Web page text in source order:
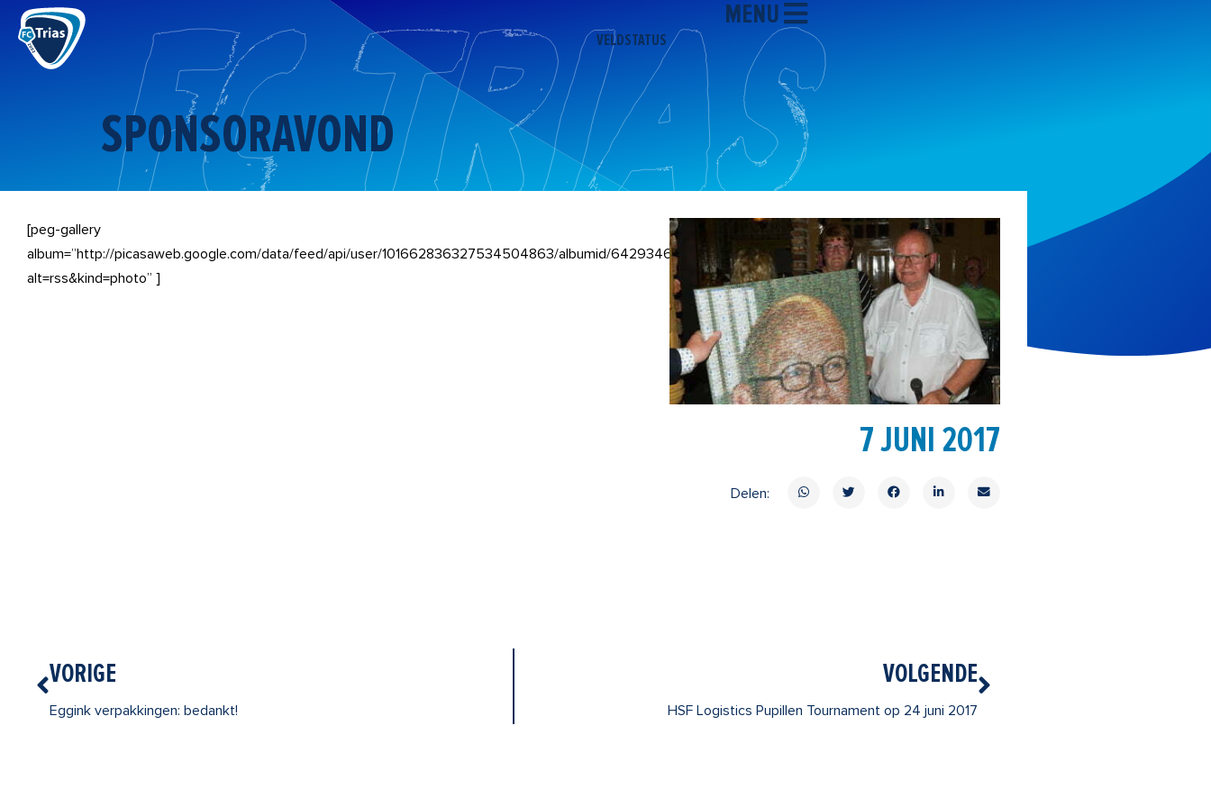
naar
VELDSTATUS
MENU
SPONSORAVOND
[peg-gallery
album=”http://picasaweb.google.com/data/feed/api/user/101662836327534504863/albumid/6429346576032921345?
alt=rss&kind=photo” ]
7 JUNI 2017
Delen:
Vorige
VORIGE
Eggink verpakkingen: bedankt!
VOLGENDE
HSF Logistics Pupillen Tournament op 24 juni 2017
Volgende